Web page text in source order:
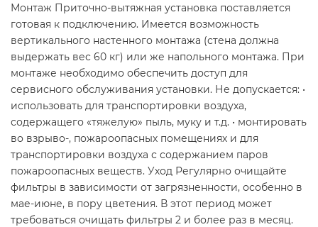
Монтаж Приточно-вытяжная установка поставляется
готовая к подключению. Имеется возможность
вертикального настенного монтажа (стена должна
выдержать вес 60 кг) или же напольного монтажа. При
монтаже необходимо обеспечить доступ для
сервисного обслуживания установки. Не допускается: •
использовать для транспортировки воздуха,
содержащего «тяжелую» пыль, муку и т.д. • монтировать
во взрыво-, пожароопасных помещениях и для
транспортировки воздуха с содержанием паров
пожароопасных веществ. Уход Регулярно очищайте
фильтры в зависимости от загрязненности, особенно в
мае-июне, в пору цветения. В этот период может
требоваться очищать фильтры 2 и более раз в месяц.